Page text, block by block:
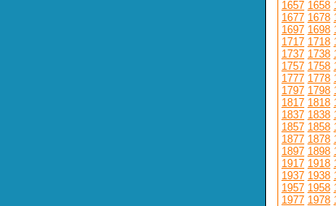
1657 1658
1677 1678
1697 1698
1717 1718
1737 1738
1757 1758
1777 1778
1797 1798
1817 1818
1837 1838
1857 1858
1877 1878
1897 1898
1917 1918
1937 1938
1957 1958
1977 1978